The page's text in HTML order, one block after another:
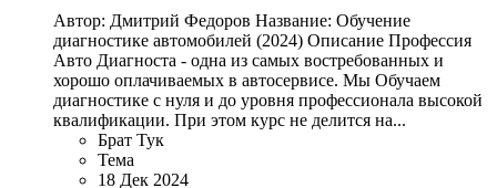
Автор: Дмитрий Федоров Название: Обучение
диагностике автомобилей (2024) Описание Профессия
Авто Диагноста - одна из самых востребованных и
хорошо оплачиваемых в автосервисе. Мы Обучаем
диагностике с нуля и до уровня профессионала высокой
квалификации. При этом курс не делится на...
Брат Тук
Тема
18 Дек 2024